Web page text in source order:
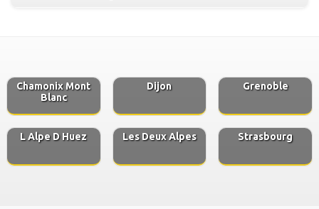
Chamonix Mont
Blanc
Dijon Grenoble
L Alpe D Huez Les Deux Alpes Strasbourg